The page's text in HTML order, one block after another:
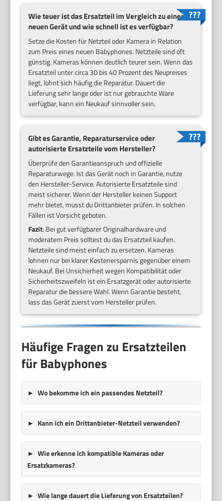
Wie teuer ist das Ersatzteil im Vergleich zu einem
neuen Gerät und wie schnell ist es verfügbar?
Setze die Kosten für Netzteil oder Kamera in Relation
zum Preis eines neuen Babyphones. Netzteile sind oft
günstig. Kameras können deutlich teurer sein. Wenn das
Ersatzteil unter circa 30 bis 40 Prozent des Neupreises
liegt, lohnt sich häufig die Reparatur. Dauert die
Lieferung sehr lange oder ist nur gebrauchte Ware
verfügbar, kann ein Neukauf sinnvoller sein.
Gibt es Garantie, Reparaturservice oder
autorisierte Ersatzteile vom Hersteller?
Überprüfe den Garantieanspruch und offizielle
Reparaturwege. Ist das Gerät noch in Garantie, nutze
den Hersteller-Service. Autorisierte Ersatzteile sind
meist sicherer. Wenn der Hersteller keinen Support
mehr bietet, musst du Drittanbieter prüfen. In solchen
Fällen ist Vorsicht geboten.
Fazit: Bei gut verfügbarer Originalhardware und
moderatem Preis solltest du das Ersatzteil kaufen.
Netzteile sind meist einfach zu ersetzen. Kameras
lohnen nur bei klarer Kostenersparnis gegenüber einem
Neukauf. Bei Unsicherheit wegen Kompatibilität oder
Sicherheitszweifeln ist ein Ersatzgerät oder autorisierte
Reparatur die bessere Wahl. Wenn Garantie besteht,
lass das Gerät zuerst vom Hersteller prüfen.
Häufige Fragen zu Ersatzteilen
für Babyphones
Wo bekomme ich ein passendes Netzteil?
Kann ich ein Drittanbieter-Netzteil verwenden?
Wie erkenne ich kompatible Kameras oder
Ersatzkameras?
Wie lange dauert die Lieferung von Ersatzteilen?